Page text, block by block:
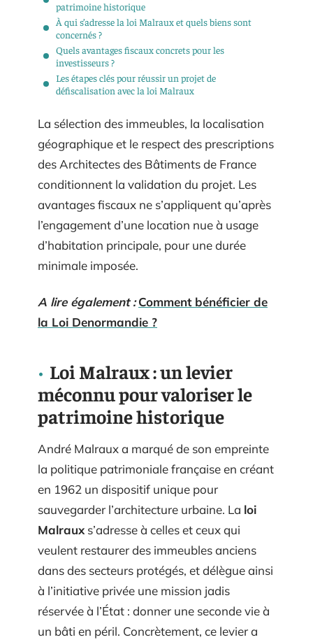
patrimoine historique
À qui s’adresse la loi Malraux et quels biens sont
concernés ?
Quels avantages fiscaux concrets pour les
investisseurs ?
Les étapes clés pour réussir un projet de
défiscalisation avec la loi Malraux
La sélection des immeubles, la localisation
géographique et le respect des prescriptions
des Architectes des Bâtiments de France
conditionnent la validation du projet. Les
avantages fiscaux ne s’appliquent qu’après
l’engagement d’une location nue à usage
d’habitation principale, pour une durée
minimale imposée.
A lire également : Comment bénéficier de
la Loi Denormandie ?
Loi Malraux : un levier
méconnu pour valoriser le
patrimoine historique
André Malraux a marqué de son empreinte
la politique patrimoniale française en créant
en 1962 un dispositif unique pour
sauvegarder l’architecture urbaine. La loi
Malraux s’adresse à celles et ceux qui
veulent restaurer des immeubles anciens
dans des secteurs protégés, et délègue ainsi
à l’initiative privée une mission jadis
réservée à l’État : donner une seconde vie à
un bâti en péril. Concrètement, ce levier a